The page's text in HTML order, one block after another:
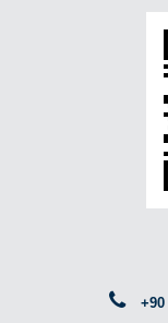
+90